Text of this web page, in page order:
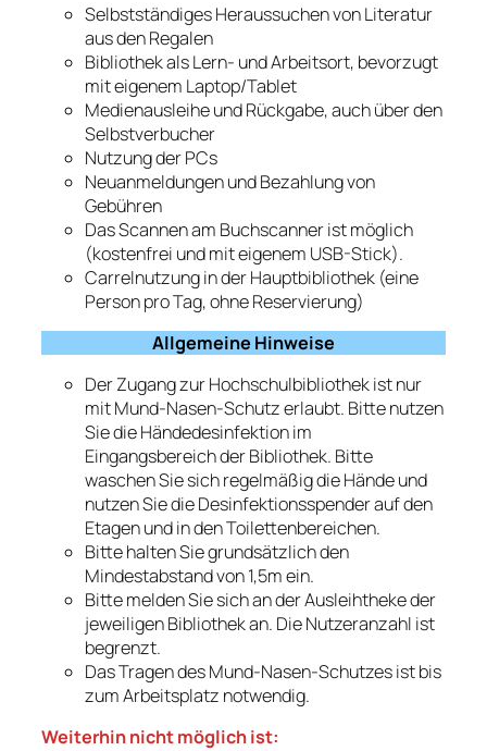
Selbstständiges Heraussuchen von Literatur
aus den Regalen
Bibliothek als Lern- und Arbeitsort, bevorzugt
mit eigenem Laptop/Tablet
Medienausleihe und Rückgabe, auch über den
Selbstverbucher
Nutzung der PCs
Neuanmeldungen und Bezahlung von
Gebühren
Das Scannen am Buchscanner ist möglich
(kostenfrei und mit eigenem USB-Stick).
Carrelnutzung in der Hauptbibliothek (eine
Person pro Tag, ohne Reservierung)
Allgemeine Hinweise
Der Zugang zur Hochschulbibliothek ist nur
mit Mund-Nasen-Schutz erlaubt. Bitte nutzen
Sie die Händedesinfektion im
Eingangsbereich der Bibliothek. Bitte
waschen Sie sich regelmäßig die Hände und
nutzen Sie die Desinfektionsspender auf den
Etagen und in den Toilettenbereichen.
Bitte halten Sie grundsätzlich den
Mindestabstand von 1,5m ein.
Bitte melden Sie sich an der Ausleihtheke der
jeweiligen Bibliothek an. Die Nutzeranzahl ist
begrenzt.
Das Tragen des Mund-Nasen-Schutzes ist bis
zum Arbeitsplatz notwendig.
Weiterhin nicht möglich ist: